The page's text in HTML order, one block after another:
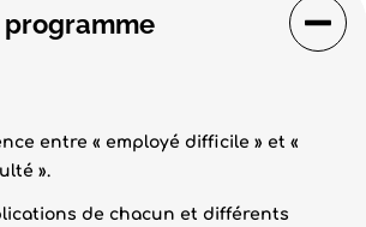
programme
entre « employé difficile » et «
».
de chacun et différents